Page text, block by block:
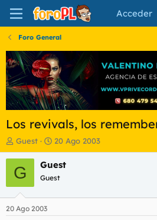
Acceder
Foro General
Los revivals, los
I
n
i
c
a
d
o
Guest
F
e
c
a
i
20 Ago 2003
G Guest
Guest
20 Ago 2003